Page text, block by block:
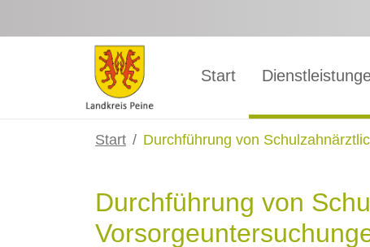
Start
Start Durchführung von
Durchführung von